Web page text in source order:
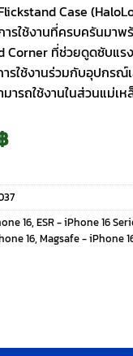
Case
รใช้งานที่ครบครันมา
Corner ที่ช่วยดูดซับแ
ารใช้งานร่วมกับอุปกร
ารถใช้งานในส่วนแม่เ
Current
price
is:16, ESR - iPhone 16
16, Magsafe - iPhone
Flickstand Case